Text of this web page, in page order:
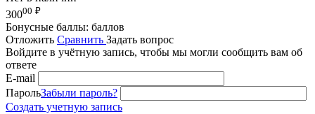
30000 ₽
Бонусные баллы: баллов
Отложить Сравнить Задать вопрос
Войдите в учётную запись, чтобы мы могли сообщить вам об
ответе
E-mail
ПарольЗабыли пароль?
Создать учетную запись